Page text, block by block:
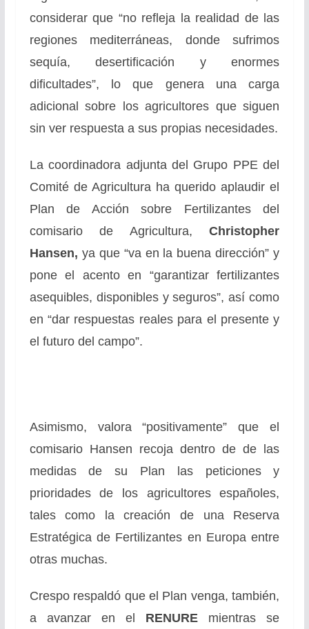
considerar que “no refleja la realidad de las
regiones mediterráneas, donde sufrimos
sequía, desertificación y enormes
dificultades”, lo que genera una carga
adicional sobre los agricultores que siguen
sin ver respuesta a sus propias necesidades.
La coordinadora adjunta del Grupo PPE del
Comité de Agricultura ha querido aplaudir el
Plan de Acción sobre Fertilizantes del
comisario de Agricultura,Christopher
Hansen, ya que “va en la buena dirección” y
pone el acento en “garantizar fertilizantes
asequibles, disponibles y seguros”, así como
en “dar respuestas reales para el presente y
el futuro del campo”.
Asimismo, valora “positivamente” que el
comisario Hansen recoja dentro de de las
medidas de su Plan las peticiones y
prioridades de los agricultores españoles,
tales como la creación de una Reserva
Estratégica de Fertilizantes en Europa entre
otras muchas.
Crespo respaldó que el Plan venga, también,
a avanzar en el RENURE mientras se